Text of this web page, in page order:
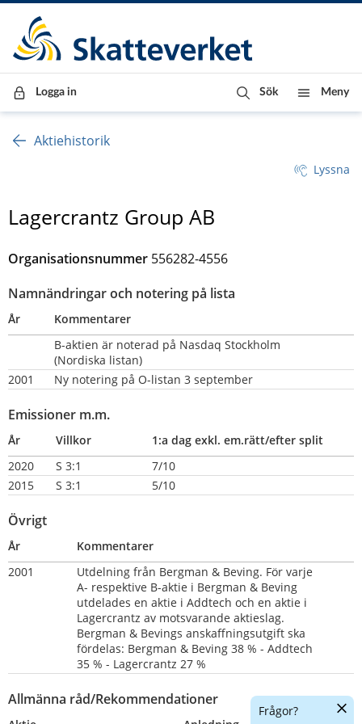
Till innehåll
Till navigationen
Till chattrobot
Logga in Sök Meny
Aktiehistorik
Lyssna
Lagercrantz Group AB
Organisationsnummer 556282-4556
Namnändringar och notering på lista
År
Kommentarer
B-aktien är noterad på Nasdaq Stockholm
(Nordiska listan)
2001
Ny notering på O-listan 3 september
Emissioner m.m.
År Villkor
1:a dag exkl. em.rätt/efter split
2020
S 3:1
7/10
2015
S 3:1 5/10
Övrigt
År
Kommentarer
2001
Utdelning från Bergman & Beving. För varje
A- respektive B-aktie i Bergman & Beving
utdelades en aktie i Addtech och en aktie i
Lagercrantz av motsvarande aktieslag.
Bergman & Bevings anskaffningsutgift ska
fördelas: Bergman & Beving 38 % - Addtech
35 % - Lagercrantz 27 %
Allmänna råd/Rekommendationer
Frågor?
Dölj